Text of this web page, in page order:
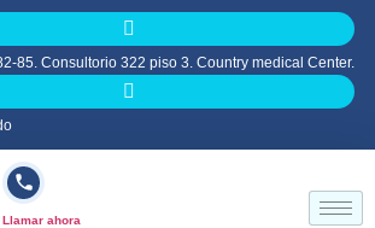
85. Consultorio 322 piso 3. Country medical Center.
Llamar ahora